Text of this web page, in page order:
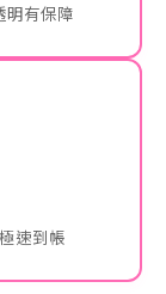
明有保障
速到帳